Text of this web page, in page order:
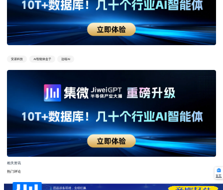
安谋科技 AI智能体盒子 边端AI
相关资讯
热门评论
固晶设备双雄，业绩狂飙
首页